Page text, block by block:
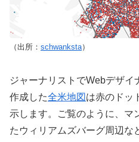
（出所： schwanksta）
ジャーナリストでWebデザ
作成した全米地図 は赤のドッ
示します。ご覧のように、マ
たウィリアムズバーグ周辺な